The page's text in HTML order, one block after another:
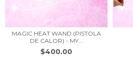
MAGIC HEAT WAND (PISTOLA
DE CALOR) - MY...
$400.00